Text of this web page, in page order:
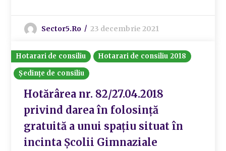
Sector5.ro 23 decembrie 2021
Hotarari de consiliu
Hotarari de consiliu 2018
Ședințe de consiliu
Hotărârea nr. 82/27.04.2018
privind darea în folosință
gratuită a unui spațiu situat în
incinta Școlii Gimnaziale